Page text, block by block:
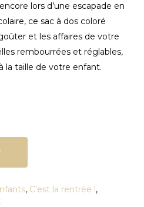
lors d’une escapade en
ce sac à dos coloré
et les affaires de votre
rembourrées et réglables,
la taille de votre enfant.
, C'est la rentrée !,